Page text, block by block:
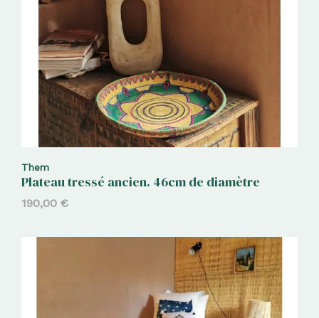
Them
Plateau tressé ancien. 46cm de diamètre
190,00 €